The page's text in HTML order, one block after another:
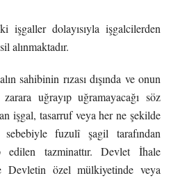
işgaller dolayısıyla işgalcilerden
alınmaktadır.
sahibinin rızası dışında ve onun
uğrayıp uğramayacağı söz
işgal, tasarruf veya her ne şekilde
sebebiyle fuzulî şagil tarafından
tazminattır. Devlet İhale
Devletin özel mülkiyetinde veya